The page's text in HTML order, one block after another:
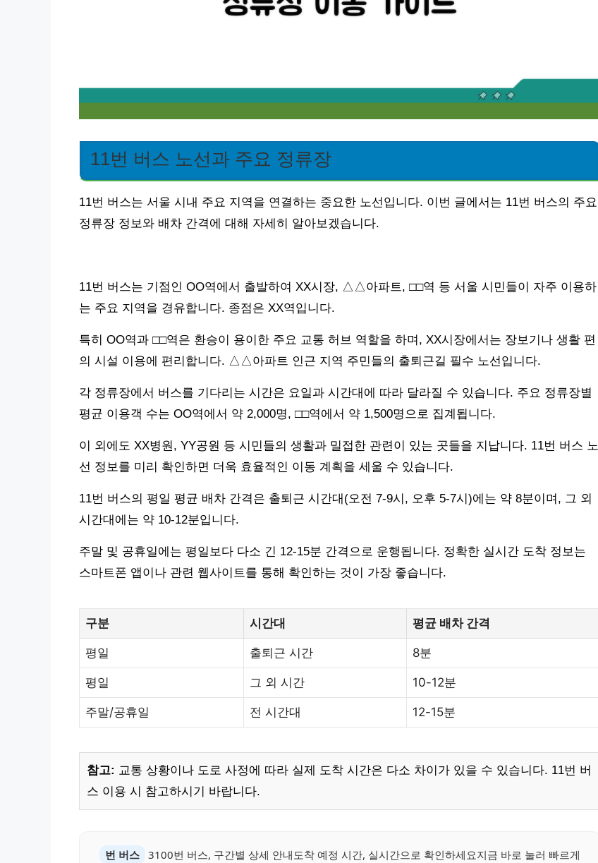
11번 버스 노선과 주요 정류장
11번 버스는 서울 시내 주요 지역을 연결하는 중요한 노선입니다. 이번 글에서는 11번 버스의 주요
정류장 정보와 배차 간격에 대해 자세히 알아보겠습니다.
11번 버스는 기점인 OO역에서 출발하여 XX시장, △△아파트, □□역 등 서울 시민들이 자주 이용하
는 주요 지역을 경유합니다. 종점은 XX역입니다.
특히 OO역과 □□역은 환승이 용이한 주요 교통 허브 역할을 하며, XX시장에서는 장보기나 생활 편
의 시설 이용에 편리합니다. △△아파트 인근 지역 주민들의 출퇴근길 필수 노선입니다.
각 정류장에서 버스를 기다리는 시간은 요일과 시간대에 따라 달라질 수 있습니다. 주요 정류장별
평균 이용객 수는 OO역에서 약 2,000명, □□역에서 약 1,500명으로 집계됩니다.
이 외에도 XX병원, YY공원 등 시민들의 생활과 밀접한 관련이 있는 곳들을 지납니다. 11번 버스 노
선 정보를 미리 확인하면 더욱 효율적인 이동 계획을 세울 수 있습니다.
11번 버스의 평일 평균 배차 간격은 출퇴근 시간대(오전 7-9시, 오후 5-7시)에는 약 8분이며, 그 외
시간대에는 약 10-12분입니다.
주말 및 공휴일에는 평일보다 다소 긴 12-15분 간격으로 운행됩니다. 정확한 실시간 도착 정보는
스마트폰 앱이나 관련 웹사이트를 통해 확인하는 것이 가장 좋습니다.
구분 시간대 평균 배차 간격
평일 출퇴근 시간 8분
평일 그 외 시간 10-12분
주말/공휴일 전 시간대 12-15분
참고: 교통 상황이나 도로 사정에 따라 실제 도착 시간은 다소 차이가 있을 수 있습니다. 11번 버
스 이용 시 참고하시기 바랍니다.
번 버스 3100번 버스, 구간별 상세 안내도착 예정 시간, 실시간으로 확인하세요지금 바로 눌러 빠르게